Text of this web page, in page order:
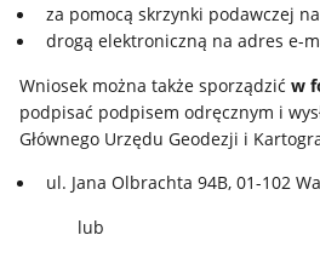
za pomocą skrzynki podawczej
drogą elektroniczną na adres e-
Wniosek można także sporządzićw
podpisać podpisem odręcznym i
Głównego Urzędu Geodezji i
ul. Jana Olbrachta 94B, 01-102
lub